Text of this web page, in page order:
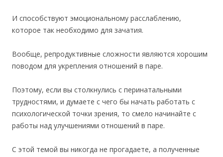
И способствуют эмоциональному расслаблению,
которое так необходимо для зачатия.
Вообще, репродуктивные сложности являются хорошим
поводом для укрепления отношений в паре.
Поэтому, если вы столкнулись с перинатальными
трудностями, и думаете с чего бы начать работать с
психологической точки зрения, то смело начинайте с
работы над улучшениями отношений в паре.
С этой темой вы никогда не прогадаете, а полученные